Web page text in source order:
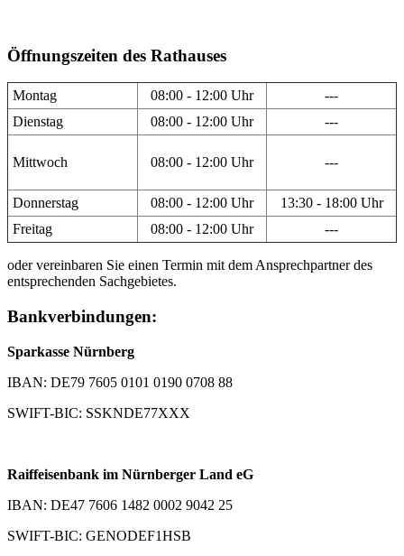
Öffnungszeiten des Rathauses
Montag 08:00 - 12:00 Uhr
---
Dienstag
08:00 - 12:00 Uhr ---
Mittwoch 08:00 - 12:00 Uhr ---
Donnerstag 08:00 - 12:00 Uhr
13:30 - 18:00 Uhr
Freitag
08:00 - 12:00 Uhr ---
oder vereinbaren Sie einen Termin mit dem Ansprechpartner des
entsprechenden Sachgebietes.
Bankverbindungen:
Sparkasse Nürnberg
IBAN: DE79 7605 0101 0190 0708 88
SWIFT-BIC: SSKNDE77XXX
Raiffeisenbank im Nürnberger Land eG
IBAN: DE47 7606 1482 0002 9042 25
SWIFT-BIC: GENODEF1HSB